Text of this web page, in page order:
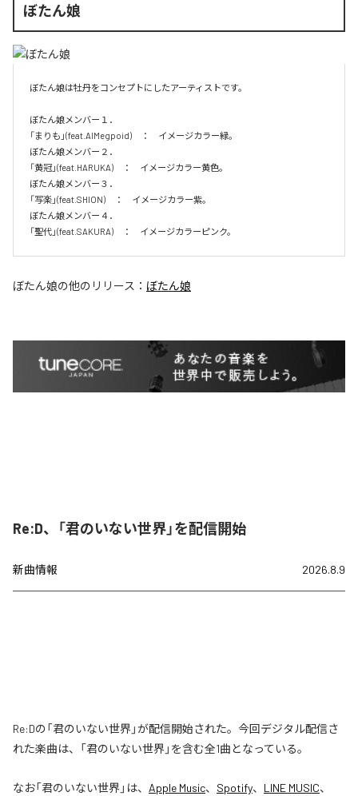
ぼたん娘
ぼたん娘は牡丹をコンセプトにしたアーティストです。
ぼたん娘メンバー１．
「まりも」(feat.AIMegpoid)　：　イメージカラー緑。
ぼたん娘メンバー２．
「黄冠」(feat.HARUKA)　：　イメージカラー黄色。
ぼたん娘メンバー３．
「写楽」(feat.SHION)　：　イメージカラー紫。
ぼたん娘メンバー４．
「聖代」(feat.SAKURA)　：　イメージカラーピンク。
ぼたん娘の他のリリース： ぼたん娘
Re:D、「君のいない世界」を配信開始
新曲情報 2026.8.9
Re:Dの「君のいない世界」が配信開始された。今回デジタル配信さ
れた楽曲は、「君のいない世界」を含む全1曲となっている。
なお「君のいない世界」は、 Apple Music、 Spotify、 LINE MUSIC、